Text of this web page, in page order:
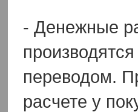
- Денежные
переводом.
расчете у